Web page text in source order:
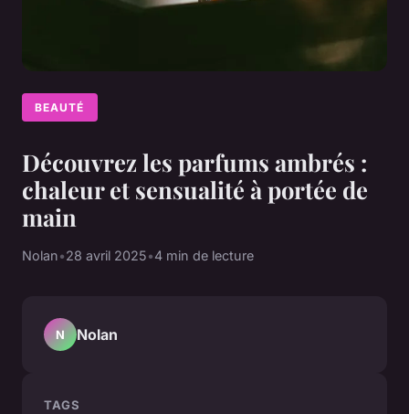
BEAUTÉ
Découvrez les parfums ambrés :
chaleur et sensualité à portée de
main
Nolan•28 avril 2025•4 min de lecture
N Nolan
TAGS